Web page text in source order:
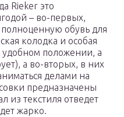
Rieker это
– во-первых,
обувь для
колодка и особая
положении, а
а во-вторых, в них
делами на
предназначены
из текстиля отведет
жарко.